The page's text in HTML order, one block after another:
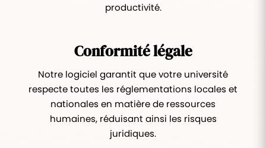
productivité.
Conformité légale
Notre logiciel garantit que votre université
respecte toutes les réglementations locales et
nationales en matière de ressources
humaines, réduisant ainsi les risques
juridiques.